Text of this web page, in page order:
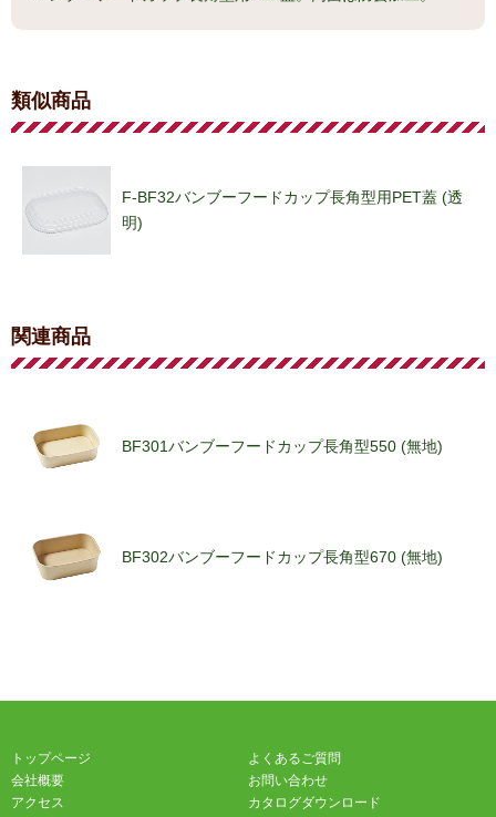
類似商品
F-BF32バンブーフードカップ長角型用PET蓋 (透
明)
関連商品
BF301バンブーフードカップ長角型550 (無地)
BF302バンブーフードカップ長角型670 (無地)
トップページ
会社概要
アクセス
よくあるご質問
お問い合わせ
カタログダウンロード